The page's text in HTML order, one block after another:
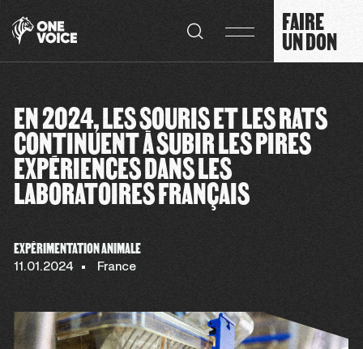
FAIRE
UN DON
EN 2024, LES SOURIS ET LES RATS
CONTINUENT À SUBIR LES PIRES
EXPÉRIENCES DANS LES
LABORATOIRES FRANÇAIS
EXPÉRIMENTATION ANIMALE
11.01.2024 France